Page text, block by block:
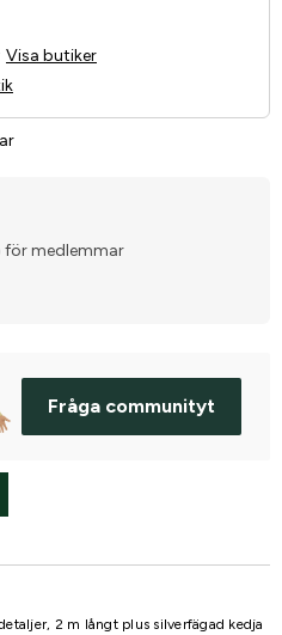
Visa butiker
medlemmar
Fråga communityt
2 m långt plus silverfägad kedja